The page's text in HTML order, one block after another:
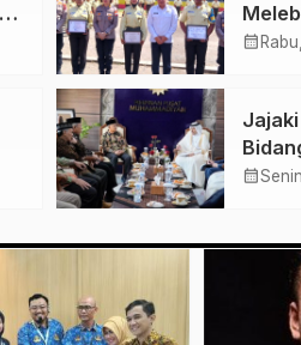
Polri,
calendar_month
Qatar
calendar_month